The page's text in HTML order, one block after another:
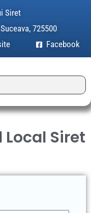
Siret
725500
Facebook
Siret